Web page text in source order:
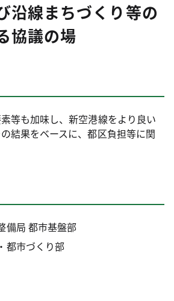
沿線まちづくり等の
協議の場
も加味し、新空港線をより良い
結果をベースに、都区負担等に関
局 都市基盤部
市づくり部